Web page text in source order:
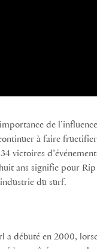
de
à faire
victoires
ans signifie pour
du surf.
débuté en 2000,